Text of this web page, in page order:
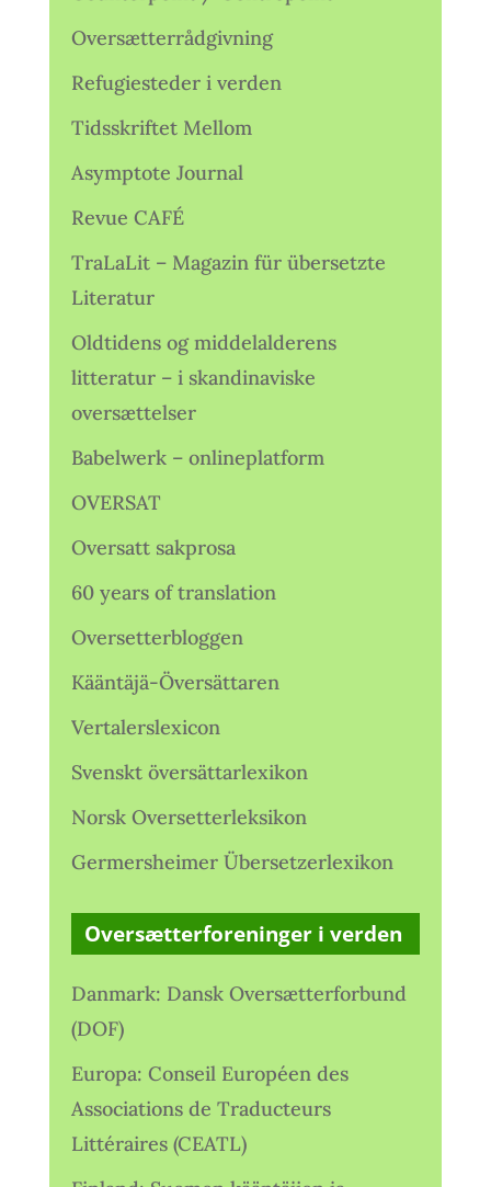
Oversætterrådgivning
Refugiesteder i verden
Tidsskriftet Mellom
Asymptote Journal
Revue CAFÉ
TraLaLit – Magazin für übersetzte
Literatur
Oldtidens og middelalderens
litteratur – i skandinaviske
oversættelser
Babelwerk – onlineplatform
OVERSAT
Oversatt sakprosa
60 years of translation
Oversetterbloggen
Kääntäjä-Översättaren
Vertalerslexicon
Svenskt översättarlexikon
Norsk Oversetterleksikon
Germersheimer Übersetzerlexikon
Oversætterforeninger i verden
Danmark: Dansk Oversætterforbund
(DOF)
Europa: Conseil Européen des
Associations de Traducteurs
Littéraires (CEATL)